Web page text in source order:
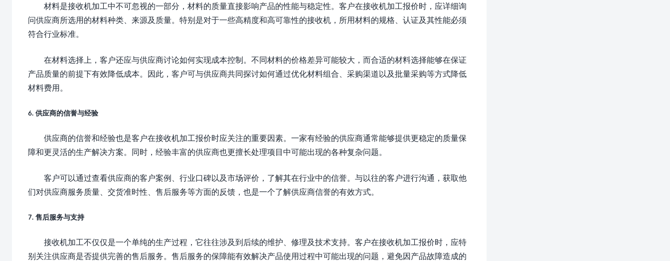
材料是接收机加工中不可忽视的一部分，材料的质量直接影响产品的性能与稳定性。客户在接收机加工报价时，应详细询
问供应商所选用的材料种类、来源及质量。特别是对于一些高精度和高可靠性的接收机，所用材料的规格、认证及其性能必须
符合行业标准。
在材料选择上，客户还应与供应商讨论如何实现成本控制。不同材料的价格差异可能较大，而合适的材料选择能够在保证
产品质量的前提下有效降低成本。因此，客户可与供应商共同探讨如何通过优化材料组合、采购渠道以及批量采购等方式降低
材料费用。
6. 供应商的信誉与经验
供应商的信誉和经验也是客户在接收机加工报价时应关注的重要因素。一家有经验的供应商通常能够提供更稳定的质量保
障和更灵活的生产解决方案。同时，经验丰富的供应商也更擅长处理项目中可能出现的各种复杂问题。
客户可以通过查看供应商的客户案例、行业口碑以及市场评价，了解其在行业中的信誉。与以往的客户进行沟通，获取他
们对供应商服务质量、交货准时性、售后服务等方面的反馈，也是一个了解供应商信誉的有效方式。
7. 售后服务与支持
接收机加工不仅仅是一个单纯的生产过程，它往往涉及到后续的维护、修理及技术支持。客户在接收机加工报价时，应特
别关注供应商是否提供完善的售后服务。售后服务的保障能有效解决产品使用过程中可能出现的问题，避免因产品故障造成的